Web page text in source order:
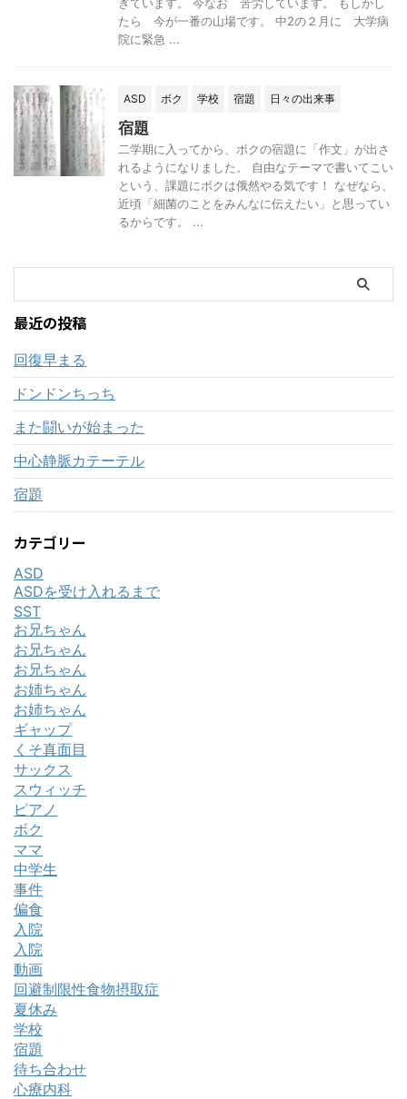
たら 今が一番の山場です。 中2の２月に 大学病
院に緊急 ...
ASD ボク 学校 宿題 日々の出来事
宿題
二学期に入ってから、ボクの宿題に「作文」が出さ
れるようになりました。 自由なテーマで書いてこい
という、課題にボクは俄然やる気です！ なぜなら、
近頃「細菌のことをみんなに伝えたい」と思ってい
るからです。 ...
最近の投稿
回復早まる
ドンドンちっち
また闘いが始まった
中心静脈カテーテル
宿題
カテゴリー
ASD
ASDを受け入れるまで
SST
お兄ちゃん
お兄ちゃん
お兄ちゃん
お姉ちゃん
お姉ちゃん
ギャップ
くそ真面目
サックス
スウィッチ
ピアノ
ボク
ママ
中学生
事件
偏食
入院
入院
動画
回避制限性食物摂取症
夏休み
学校
宿題
待ち合わせ
心療内科